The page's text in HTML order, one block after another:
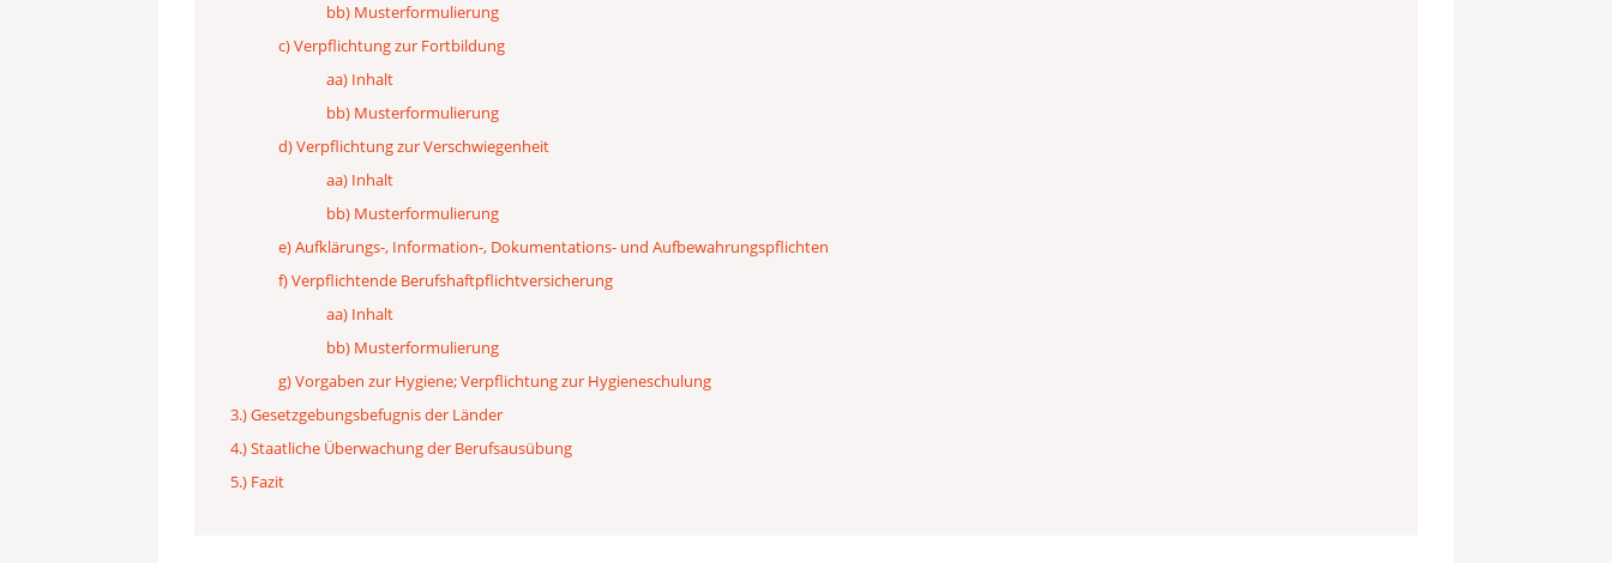
bb) Musterformulierung
c) Verpflichtung zur Fortbildung
aa) Inhalt
bb) Musterformulierung
d) Verpflichtung zur Verschwiegenheit
aa) Inhalt
bb) Musterformulierung
e) Aufklärungs-, Information-, Dokumentations- und Aufbewahrungspflichten
f) Verpflichtende Berufshaftpflichtversicherung
aa) Inhalt
bb) Musterformulierung
g) Vorgaben zur Hygiene; Verpflichtung zur Hygieneschulung
3.) Gesetzgebungsbefugnis der Länder
4.) Staatliche Überwachung der Berufsausübung
5.) Fazit